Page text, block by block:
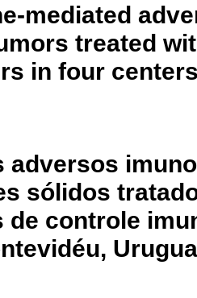
mediated
treated
in four
adversos
sólidos
de controle